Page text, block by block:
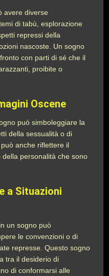
avere diverse
di tabù, esplorazione
repressi della
nascoste. Un sogno
con parti di sé che il
proibite o
Oscene
può simboleggiare la
della sessualità o di
anche riflettere il
personalità che sono
a Situazioni
un sogno può
le convenzioni o di
represse. Questo sogno
tra il desiderio di
di conformarsi alle